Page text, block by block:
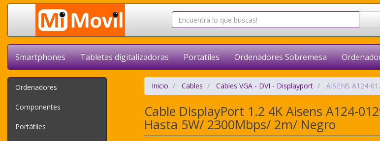
Smartphones Tabletas digitalizadoras Portatiles Ordenadores Sobremesa
Ordenadores
Componentes
Portátiles
Inicio Cables Cables VGA - DVI - Displayport AISENS A124-
Cable DisplayPort 1.2 4K Aisens A124-
Hasta 5W/ 2300Mbps/ 2m/ Negro